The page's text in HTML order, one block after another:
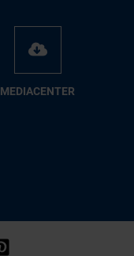
ME­DIA­CEN­TER